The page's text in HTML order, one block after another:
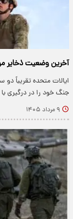
آخرین وضعیت ذخایر
ایالات متحده تقریباً
جنگ خود را در درگیری
۹ مرداد ۱۴۰۵